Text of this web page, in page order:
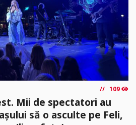
109
Mii de spectatori au
să o asculte pe Feli,